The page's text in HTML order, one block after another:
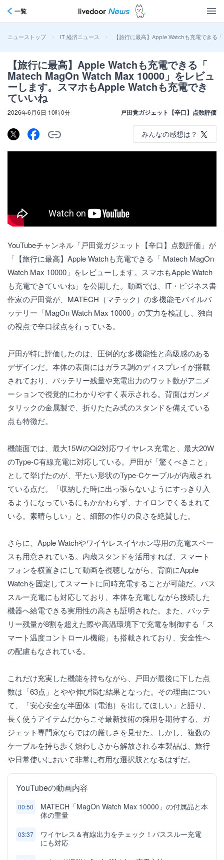
一覧
ニューストップ > IT 経済ニュース > 【旅行に最高】Apple Watchも充電でき
【旅行に最高】Apple Watchも充電できる「
Matech MagOn Watch Max 10000」をレビュ
ーします。スマホもApple Watchも充電でき
ていいね
2026年6月6日 10時0分 戸田覚ガジェット【辛口】点数評価
みんなの感想は？
YouTubeチャンネル「戸田覚ガジェット【辛口】点数評価」が
「【旅行に最高】Apple Watchも充電できる「 Matech MagOn
Watch Max 10000」をレビューします。スマホもApple Watch
も充電できていいね」を公開した。動画では、IT・ビジネス書
作家の戸田覚が、MATECH（マテック）の多機能モバイルバ
ッテリー「MagOn Watch Max 10000」の実力を検証し、独自
の視点で辛口採点を行っている。
戸田が特に評価したのは、圧倒的な多機能性と高級感のある
デザインだ。本体の表面にはガラス調のディスプレイが搭載
されており、バッテリー残量や充電出力のワット数がアニメ
ーションで視覚的にわかりやすく表示される。背面はガンメ
タリックの金属製で、折りたたみ式のスタンドを備えている
点も特徴だ。
機能面では、最大15WのQi2対応ワイヤレス充電と、最大20W
のType-C有線充電に対応している。戸田が「驚くべきこと」
として挙げたのが、平たい形状のType-Cケーブルが内蔵され
ている点だ。「収納した時に出っ張らないようにすっきり入
るようになっているにもかかわらず、ナイロンでくるまれて
いる。素晴らしい」と、細部の作りの良さを絶賛した。
さらに、Apple Watchやワイヤレスイヤホン専用の充電スペー
スも用意されている。内蔵スタンドを活用すれば、スマート
フォンを横置きにして動画を視聴しながら、背面にApple
Watchを固定してスマートに同時充電することが可能だ。パス
スルー充電にも対応しており、本体を充電しながら接続した
機器へ給電できる実用性の高さも証明された。また、バッテ
リー残量が8割を超えた際や高温環境下で充電を制御する「ス
マート温度コントロール機能」も搭載されており、安全性へ
の配慮もなされている。
これだけ充実した機能を持ちながら、戸田が最後に下した点
数は「63点」とやや伸び悩む結果となった。その理由につい
て、「安心安全な半固体（電池）を出してほしい」と語り、
長く使うアイテムだからこそ最新技術の採用を期待する、ガ
ジェット専門家ならではの厳しさを見せた。しかし、複数の
ケーブルを持ち歩く煩わしさから解放される本製品は、旅行
や日常使いにおいて非常に有用な選択肢となるはずだ。
YouTubeの動画内容
00:50
MATECH「MagOn Watch Max 10000」の付属品と本
体の重量
03:37
ワイヤレス＆有線出力をチェック！パススルー充電
にも対応